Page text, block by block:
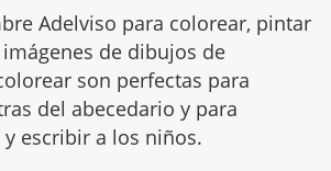
Adelviso para colorear, pintar
de dibujos de
son perfectas para
del abecedario y para
escribir a los niños.